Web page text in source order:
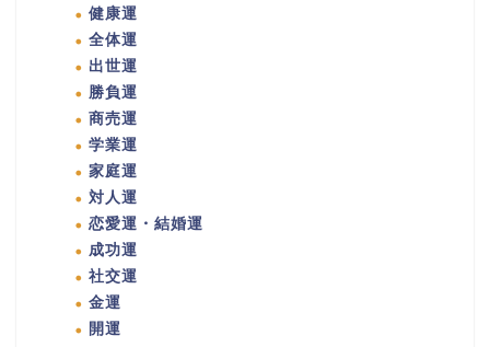
健康運
全体運
出世運
勝負運
商売運
学業運
家庭運
対人運
恋愛運・結婚運
成功運
社交運
金運
開運